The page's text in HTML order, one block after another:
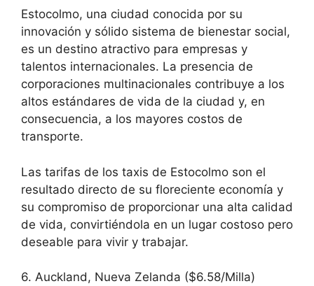
Estocolmo, una ciudad conocida por su
innovación y sólido sistema de bienestar social,
es un destino atractivo para empresas y
talentos internacionales. La presencia de
corporaciones multinacionales contribuye a los
altos estándares de vida de la ciudad y, en
consecuencia, a los mayores costos de
transporte.
Las tarifas de los taxis de Estocolmo son el
resultado directo de su floreciente economía y
su compromiso de proporcionar una alta calidad
de vida, convirtiéndola en un lugar costoso pero
deseable para vivir y trabajar.
6. Auckland, Nueva Zelanda ($6.58/Milla)